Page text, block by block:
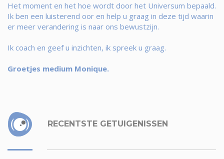
Het moment en het hoe wordt door het Universum bepaald.
Ik ben een luisterend oor en help u graag in deze tijd waarin
er meer verandering is naar ons bewustzijn.
Ik coach en geef u inzichten, ik spreek u graag.
Groetjes medium Monique.
RECENTSTE GETUIGENISSEN